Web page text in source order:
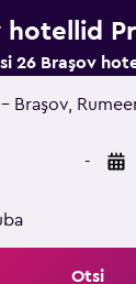
hotellid
26 Braşov
Braşov,
-
Otsi